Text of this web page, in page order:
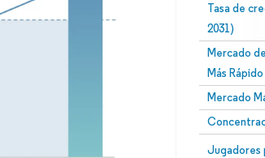
Tasa de
2031)
Mercado
Más Rápido
Mercado
Jugadores
Imagen ©
Imagen © Mordor Intelligence. El uso requiere atribución según